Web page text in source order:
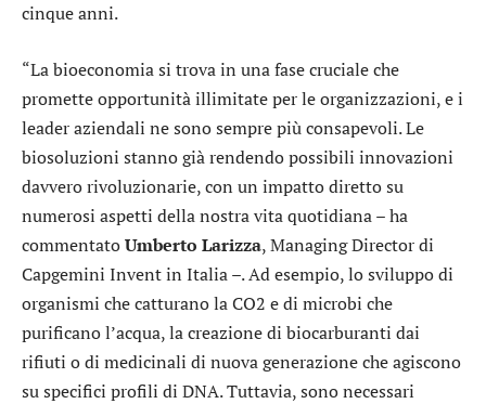
cinque anni.
“La bioeconomia si trova in una fase cruciale che
promette opportunità illimitate per le organizzazioni, e i
leader aziendali ne sono sempre più consapevoli. Le
biosoluzioni stanno già rendendo possibili innovazioni
davvero rivoluzionarie, con un impatto diretto su
numerosi aspetti della nostra vita quotidiana – ha
commentatoUmberto Larizza, Managing Director di
Capgemini Invent in Italia –. Ad esempio, lo sviluppo di
organismi che catturano la CO2 e di microbi che
purificano l’acqua, la creazione di biocarburanti dai
rifiuti o di medicinali di nuova generazione che agiscono
su specifici profili di DNA. Tuttavia, sono necessari